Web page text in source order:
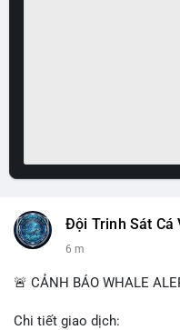
Đội Trinh Sát Cá
6 m
🚨 CẢNH BÁO WHALE
Chi tiết giao dịch: